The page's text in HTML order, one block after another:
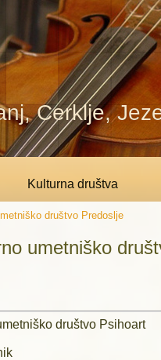
Cerklje,
Kulturna društva
društvo Predoslje
umetniško
društvo Psihoart